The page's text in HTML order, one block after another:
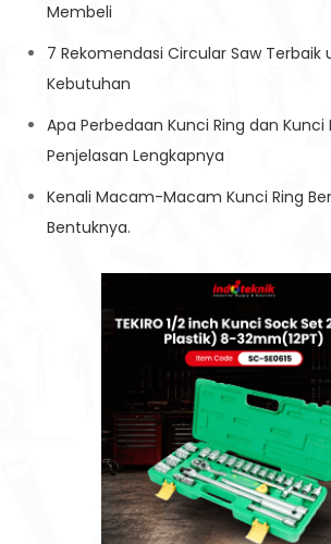
Membeli
7 Rekomendasi Circular Saw Terbaik
Kebutuhan
Apa Perbedaan Kunci Ring dan Kunci
Penjelasan Lengkapnya
Kenali Macam-Macam Kunci Ring
Bentuknya.